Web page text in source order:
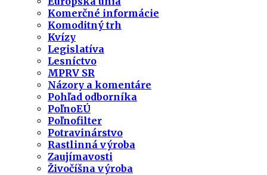
Komerčné informácie
Komoditný trh
Kvízy
Legislatíva
Lesníctvo
MPRV SR
Názory a komentáre
Pohľad odborníka
PoľnoEÚ
Poľnofilter
Potravinárstvo
Rastlinná výroba
Zaujímavosti
Živočíšna výroba